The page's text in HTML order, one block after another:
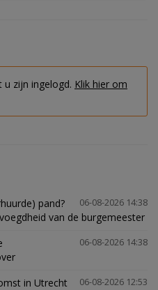
zijn ingelogd. Klik hier om
06-08-2026 14:38
pand?
van de burgemeester
06-08-2026 14:38
06-08-2026 12:53
in Utrecht